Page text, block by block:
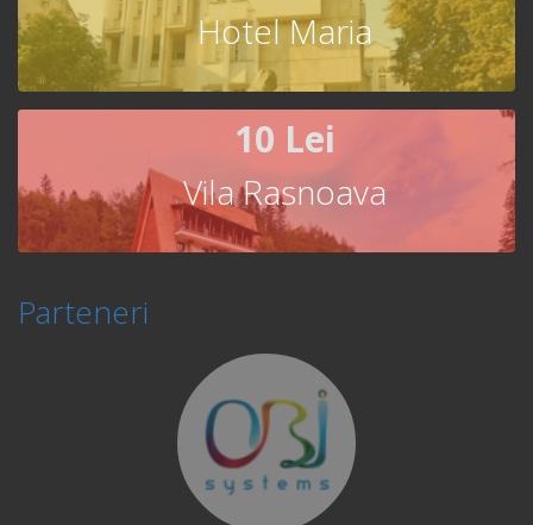
Hotel Maria
10 Lei
Vila Rasnoava
Parteneri